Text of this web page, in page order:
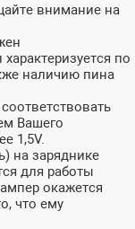
внимание на
по
наличию пина
Вашего
1,5V.
на заряднике
для работы
окажется
что ему